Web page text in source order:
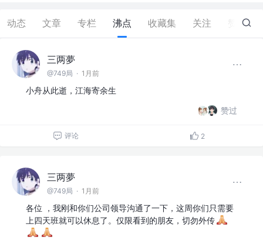
动态 文章 专栏 沸点 收藏集 关注 0
三两夢
@749局 · 1月前
小舟从此逝，江海寄余生
赞过
评论 2
三两夢
@749局 · 1月前
各位 ，我刚和你们公司领导沟通了一下，这周你们只需要
上四天班就可以休息了。仅限看到的朋友，切勿外传